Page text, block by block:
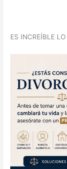
ES INCREÍBLE